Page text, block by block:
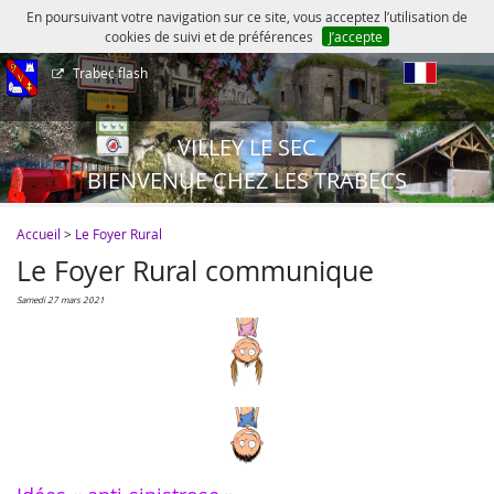
En poursuivant votre navigation sur ce site, vous acceptez l’utilisation de
cookies de suivi et de préférences
J’accepte
Trabec flash
VILLEY LE SEC
BIENVENUE CHEZ LES TRABECS
Accueil > Le Foyer Rural
Le Foyer Rural communique
samedi 27 mars 2021